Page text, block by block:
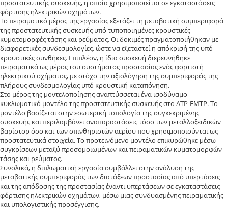
προστατευτικής συσκευής, η οποία χρησιμοποιείται σε εγκαταστάσεις
φόρτισης ηλεκτρικών οχημάτων.
Το πειραματικό μέρος της εργασίας εξετάζει τη μεταβατική συμπεριφορά
της προστατευτικής συσκευής υπό τυποποιημένες κρουστικές
κυματομορφές τάσης και ρεύματος. Οι δοκιμές πραγματοποιήθηκαν με
διαφορετικές συνδεσμολογίες, ώστε να εξεταστεί η απόκρισή της υπό
κρουστικές συνθήκες. Επιπλέον, η ίδια συσκευή διερευνήθηκε
πειραματικά ως μέρος του συστήματος προστασίας ενός φορτιστή
ηλεκτρικού οχήματος, με στόχο την αξιολόγηση της συμπεριφοράς της
πλήρους συνδεσμολογίας υπό κρουστική καταπόνηση.
Στο μέρος της μοντελοποίησης αναπτύσσεται ένα ισοδύναμο
κυκλωματικό μοντέλο της προστατευτικής συσκευής στο ATP-EMTP. Το
μοντέλο βασίζεται στην εσωτερική τοπολογία της συγκεκριμένης
συσκευής και περιλαμβάνει αναπαραστάσεις τόσο των μεταλλοξειδικών
βαρίστορ όσο και των σπινθηριστών αερίου που χρησιμοποιούνται ως
προστατευτικά στοιχεία. Το προτεινόμενο μοντέλο επικυρώθηκε μέσω
συγκρίσεων μεταξύ προσομοιωμένων και πειραματικών κυματομορφών
τάσης και ρεύματος.
Συνολικά, η διπλωματική εργασία συμβάλλει στην ανάλυση της
μεταβατικής συμπεριφοράς των διατάξεων προστασίας από υπερτάσεις
και της απόδοσης της προστασίας έναντι υπερτάσεων σε εγκαταστάσεις
φόρτισης ηλεκτρικών οχημάτων, μέσω μιας συνδυασμένης πειραματικής
και υπολογιστικής προσέγγισης.